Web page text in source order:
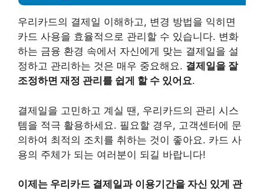
우리카드의 결제일 이해하고, 변경 방법을 익히면
카드 사용을 효율적으로 관리할 수 있습니다. 변화
하는 금융 환경 속에서 자신에게 맞는 결제일을 설
정하고 관리하는 것은 매우 중요해요. 결제일을 잘
조정하면 재정 관리를 쉽게 할 수 있어요.
결제일을 고민하고 계실 땐, 우리카드의 관리 시스
템을 적극 활용하세요. 필요할 경우, 고객센터에 문
의하여 최적의 조치를 취하는 것이 좋아요. 카드 사
용의 주체가 되는 여러분이 되길 바랍니다!
이제는 우리카드 결제일과 이용기간을 자신 있게 관